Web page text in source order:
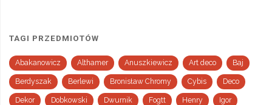
TAGI PRZEDMIOTÓW
Abakanowicz Althamer Anuszkiewicz Art deco Baj
Berdyszak Berlewi Bronisław Chromy Cybis Deco
Dekor Dobkowski Dwurnik Fogtt Henry Igor